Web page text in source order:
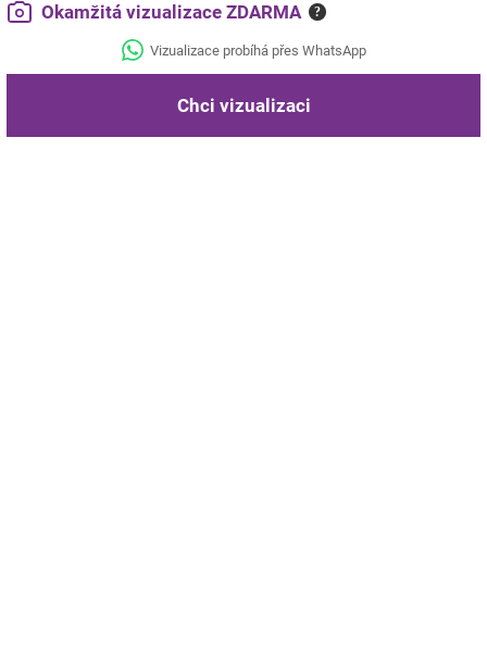
Okamžitá vizualizace ZDARMA ?
Vizualizace probíhá přes WhatsApp
Chci vizualizaci